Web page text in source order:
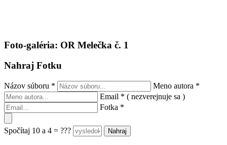
Foto-galéria: OR Melečka č. 1
Nahraj Fotku
Názov súboru * Meno autora *
Email * ( nezverejnuje sa )
Fotka *
Spočítaj 10 a 4 = ???